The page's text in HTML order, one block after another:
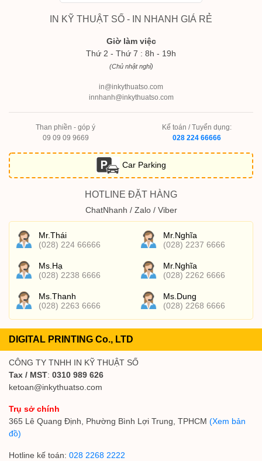
IN KỸ THUẬT SỐ - IN NHANH GIÁ RẺ
Giờ làm việc
Thứ 2 - Thứ 7 : 8h - 19h
(Chủ nhật nghỉ)
in@inkythuatso.com
innhanh@inkythuatso.com
Than phiền - góp ý
09 09 09 9669
Kế toán / Tuyển dụng:
028 224 66666
Car Parking
HOTLINE ĐẶT HÀNG
ChatNhanh / Zalo / Viber
Mr.Thái
(028) 224 66666
Mr.Nghĩa
(028) 2237 6666
Ms.Hạ
(028) 2238 6666
Mr.Nghĩa
(028) 2262 6666
Ms.Thanh
(028) 2263 6666
Ms.Dung
(028) 2268 6666
DIGITAL PRINTING Co., LTD
CÔNG TY TNHH IN KỸ THUẬT SỐ
Tax / MST: 0310 989 626
ketoan@inkythuatso.com
Trụ sở chính
365 Lê Quang Định, Phường Bình Lợi Trung, TPHCM (Xem bản
đồ)
Hotline kế toán: 028 2268 2222